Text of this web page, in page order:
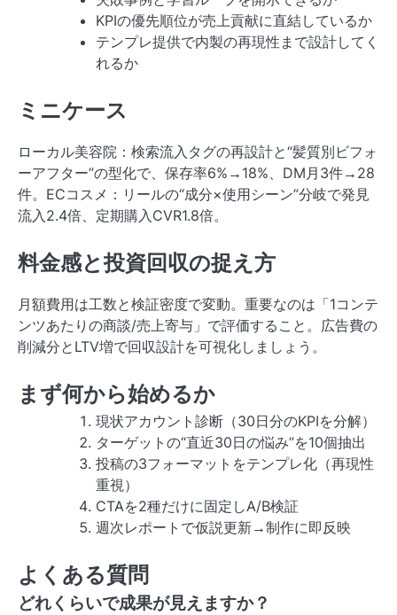
KPIの優先順位が売上貢献に直結しているか
テンプレ提供で内製の再現性まで設計してく
れるか
ミニケース
ローカル美容院：検索流入タグの再設計と“髪質別ビフォ
ーアフター”の型化で、保存率6%→18%、DM月3件→28
件。ECコスメ：リールの“成分×使用シーン”分岐で発見
流入2.4倍、定期購入CVR1.8倍。
料金感と投資回収の捉え方
月額費用は工数と検証密度で変動。重要なのは「1コンテ
ンツあたりの商談/売上寄与」で評価すること。広告費の
削減分とLTV増で回収設計を可視化しましょう。
まず何から始めるか
現状アカウント診断（30日分のKPIを分解）
ターゲットの“直近30日の悩み”を10個抽出
投稿の3フォーマットをテンプレ化（再現性
重視）
CTAを2種だけに固定しA/B検証
週次レポートで仮説更新→制作に即反映
よくある質問
どれくらいで成果が見えますか？